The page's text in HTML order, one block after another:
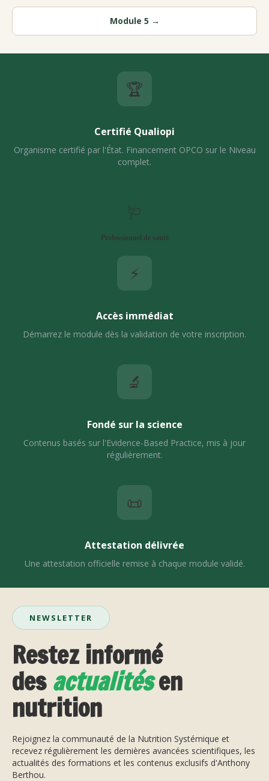
Module 5 →
🏆
Certifié Qualiopi
Organisme certifié par l'État. Financement OPCO sur le Niveau
complet.
🩺
Professionnel de santé
⚡
Accès immédiat
Démarrez le module dès la validation de votre inscription.
🔬
Fondé sur la science
Contenus basés sur l'Evidence-Based Practice, mis à jour
régulièrement.
📜
Attestation délivrée
Une attestation officielle remise à chaque module validé.
NEWSLETTER
Restez informé
desactualitésen
nutrition
Rejoignez la communauté de la Nutrition Systémique et
recevez régulièrement les dernières avancées scientifiques, les
actualités des formations et les contenus exclusifs d'Anthony
Berthou.